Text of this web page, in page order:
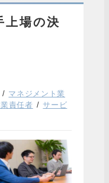
上場の決
マネジメント業
責任者
サービ